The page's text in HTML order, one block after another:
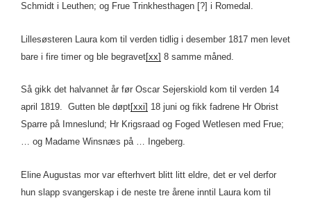
Schmidt i Leuthen; og Frue Trinkhesthagen [?] i Romedal.
Lillesøsteren Laura kom til verden tidlig i desember 1817 men levet
bare i fire timer og ble begravet[xx] 8 samme måned.
Så gikk det halvannet år før Oscar Sejerskiold kom til verden 14
april 1819. Gutten ble døpt[xxi] 18 juni og fikk fadrene Hr Obrist
Sparre på Imneslund; Hr Krigsraad og Foged Wetlesen med Frue;
… og Madame Winsnæs på … Ingeberg.
Eline Augustas mor var efterhvert blitt litt eldre, det er vel derfor
hun slapp svangerskap i de neste tre årene inntil Laura kom til